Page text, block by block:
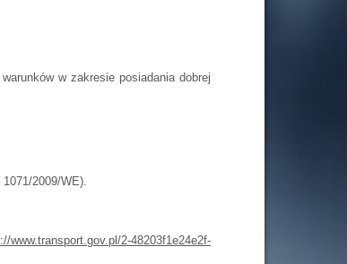
w zakresie posiadania dobrej
2009/WE).
www.transport.gov.pl/2-48203f1e24e2f-